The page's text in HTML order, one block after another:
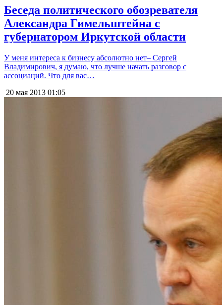
Беседа политического обозревателя
Александра Гимельштейна с
губернатором Иркутской области
У меня интереса к бизнесу абсолютно нет– Сергей
Владимирович, я думаю, что лучше начать разговор с
ассоциаций. Что для вас…
20 мая 2013 01:05